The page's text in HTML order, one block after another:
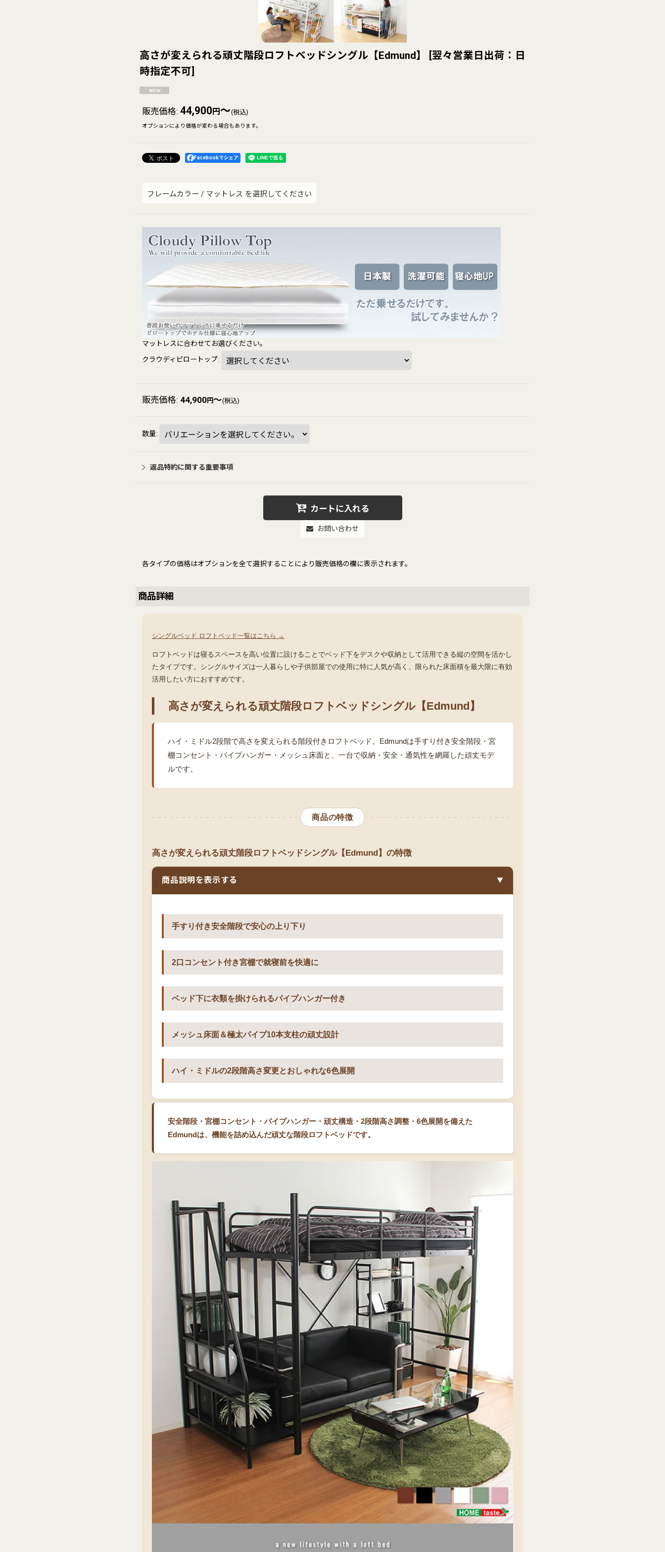
高さが変えられる頑丈階段ロフトベッドシングル【Edmund】 [翌々営業日出荷：日
時指定不可]
販売価格: 44,900 円 ～(税込)
オプションにより価格が変わる場合もあります。
Facebookでシェア
フレームカラー / マットレス を選択してください
マットレスに合わせてお選びください。
クラウディピロートップ:
販売価格: 44,900円～(税込)
数量:
返品特約に関する重要事項
カートに入れる
お問い合わせ
各タイプの価格はオプションを全て選択することにより販売価格の欄に表示されます。
商品詳細
シングルベッド ロフトベッド一覧はこちら →
ロフトベッドは寝るスペースを高い位置に設けることでベッド下をデスクや収納として活用できる縦の空間を活かし
たタイプです。シングルサイズは一人暮らしや子供部屋での使用に特に人気が高く、限られた床面積を最大限に有効
活用したい方におすすめです。
高さが変えられる頑丈階段ロフトベッドシングル【Edmund】
ハイ・ミドル2段階で高さを変えられる階段付きロフトベッド。Edmundは手すり付き安全階段・宮
棚コンセント・パイプハンガー・メッシュ床面と、一台で収納・安全・通気性を網羅した頑丈モデ
ルです。
商品の特徴
高さが変えられる頑丈階段ロフトベッドシングル【Edmund】の特徴
商品説明を表示する ▼
手すり付き安全階段で安心の上り下り
2口コンセント付き宮棚で就寝前を快適に
ベッド下に衣類を掛けられるパイプハンガー付き
メッシュ床面＆極太パイプ10本支柱の頑丈設計
ハイ・ミドルの2段階高さ変更とおしゃれな6色展開
安全階段・宮棚コンセント・パイプハンガー・頑丈構造・2段階高さ調整・6色展開を備えた
Edmundは、機能を詰め込んだ頑丈な階段ロフトベッドです。